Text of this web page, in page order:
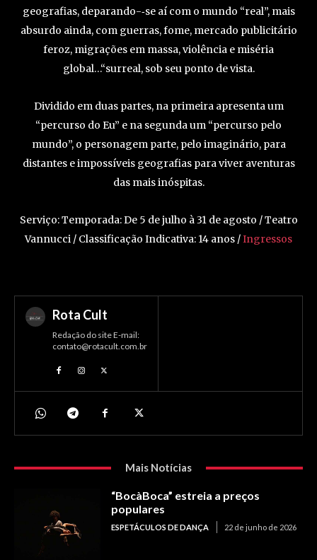
geografias, deparando-­‐se aí com o mundo “real”, mais
absurdo ainda, com guerras, fome, mercado publicitário
feroz, migrações em massa, violência e miséria
global…“surreal, sob seu ponto de vista.
Dividido em duas partes, na primeira apresenta um
“percurso do Eu” e na segunda um “percurso pelo
mundo”, o personagem parte, pelo imaginário, para
distantes e impossíveis geografias para viver aventuras
das mais inóspitas.
Serviço: Temporada: De 5 de julho à 31 de agosto / Teatro
Vannucci / Classificação Indicativa: 14 anos /Ingressos
Rota Cult
Redação do site E-mail:
contato@rotacult.com.br
Mais Notícias
“BocàBoca” estreia a preços
populares
ESPETÁCULOS DE DANÇA 22 de junho de 2026